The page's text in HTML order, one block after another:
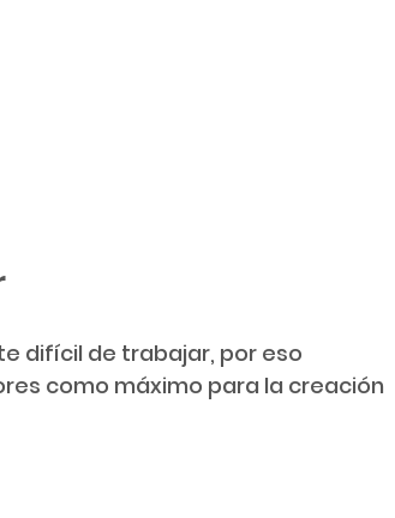
como máximo para la creación